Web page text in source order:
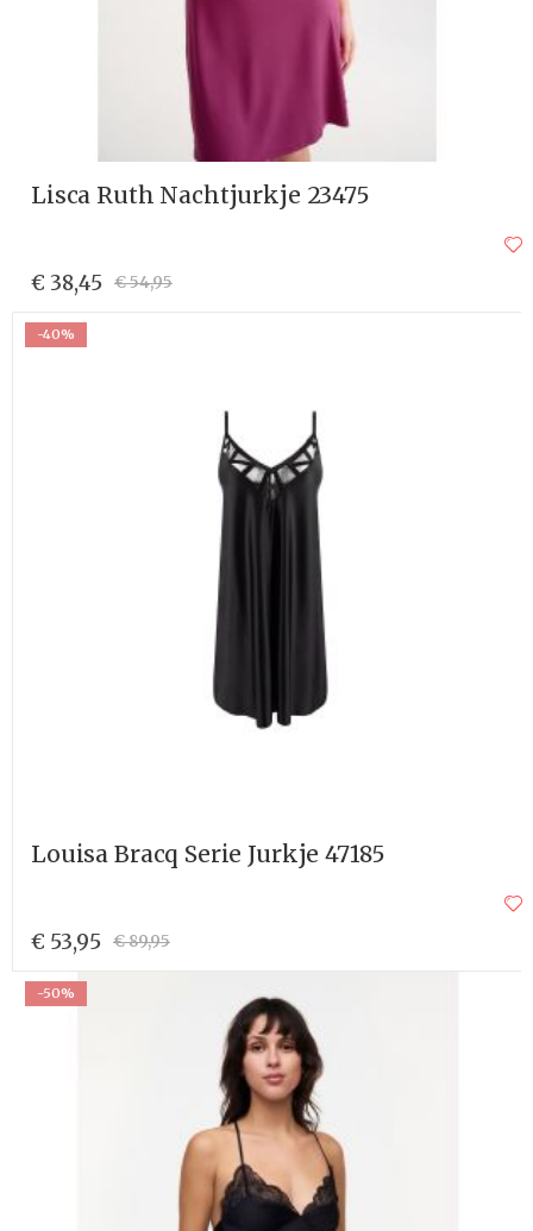
Lisca Ruth Nachtjurkje 23475
€ 38,45 € 54,95
-40%
Louisa Bracq Serie Jurkje 47185
€ 53,95 € 89,95
-50%